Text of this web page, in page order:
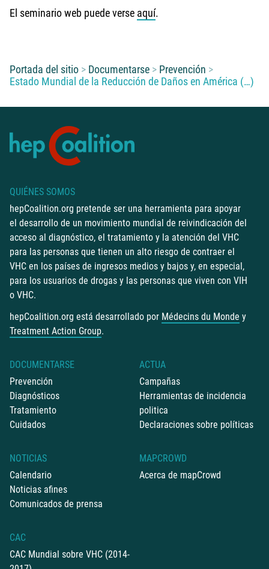
El seminario web puede verse aquí.
Usted está aquí:
Portada del sitio Documentarse
Prevención
Estado Mundial de la Reducción de Daños en América (…)
QUIÉNES SOMOS
hepCoalition.org pretende ser una herramienta para apoyar
el desarrollo de un movimiento mundial de reivindicación del
acceso al diagnóstico, el tratamiento y la atención del VHC
para las personas que tienen un alto riesgo de contraer el
VHC en los países de ingresos medios y bajos y, en especial,
para los usuarios de drogas y las personas que viven con VIH
o VHC.
hepCoalition.org está desarrollado por Médecins du Monde y
Treatment Action Group.
DOCUMENTARSE
Prevención
Diagnósticos
Tratamiento
Cuidados
ACTUA
Campañas
Herramientas de incidencia
politica
Declaraciones sobre políticas
NOTICIAS
Calendario
Noticias afines
Comunicados de prensa
MAPCROWD
Acerca de mapCrowd
CAC
CAC Mundial sobre VHC (2014-